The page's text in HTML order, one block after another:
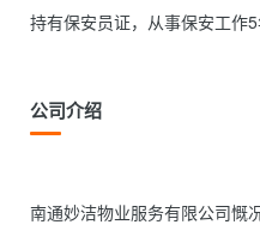
持有保安员证，从事保安
公司介绍
南通妙洁物业服务有限公司慨